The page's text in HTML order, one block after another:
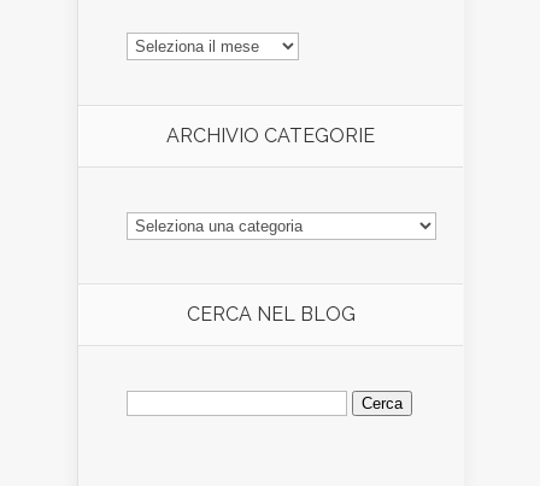
ARCHIVIO
ARTICOLI
ARCHIVIO CATEGORIE
ARCHIVIO
CATEGORIE
CERCA NEL BLOG
Ricerca
per: